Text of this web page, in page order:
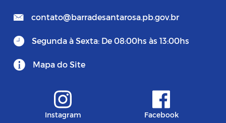
contato@barradesantarosa.pb.gov.br
Segunda à Sexta: De 08:00hs às 13:00hs
Mapa do Site
Instagram Facebook